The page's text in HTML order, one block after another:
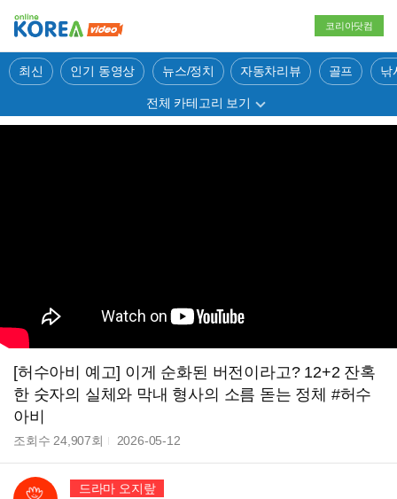
코리아닷컴
최신 인기 동영상 뉴스/정치 자동차리뷰 골프 낚
전체 카테고리 보기
[허수아비 예고] 이게 순화된 버전이라고? 12+2 잔혹
한 숫자의 실체와 막내 형사의 소름 돋는 정체 #허수
아비
조회수 24,907회 2026-05-12
드라마 오지랖